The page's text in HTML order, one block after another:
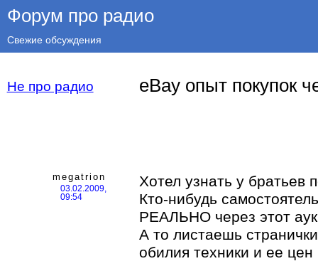
Форум про радио
Свежие обсуждения
Не про радио eBay опыт покупок
megatrion
03.02.2009,
09:54
Хотел узнать у братьев
Кто-нибудь
РЕАЛЬНО через этот
А то листаешь
обилия техники и ее